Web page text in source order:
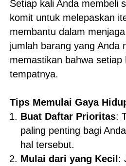
Setiap kali Anda membeli
komit untuk melepaskan
membantu dalam
jumlah barang yang Anda
memastikan bahwa setiap
tempatnya.
Tips Memulai Gaya
Buat Daftar Prioritas:
paling penting bagi
hal tersebut.
Mulai dari yang Kecil :